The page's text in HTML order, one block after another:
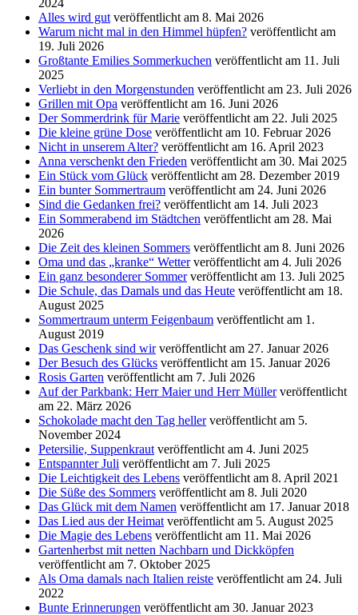
2024
Alles wird gut veröffentlicht am 8. Mai 2026
Warum nicht mal in den Himmel hüpfen? veröffentlicht am
19. Juli 2026
Großtante Emilies Sommerkuchen veröffentlicht am 11. Juli
2025
Verliebt in den Morgenstunden veröffentlicht am 23. Juli 2026
Grillen mit Opa veröffentlicht am 16. Juni 2026
Der Sommerdrink für Marie veröffentlicht am 22. Juli 2025
Die kleine grüne Dose veröffentlicht am 10. Februar 2026
Nicht in unserem Alter? veröffentlicht am 16. April 2023
Anna verschenkt den Frieden veröffentlicht am 30. Mai 2025
Ein Stück vom Glück veröffentlicht am 28. Dezember 2019
Ein bunter Sommertraum veröffentlicht am 24. Juni 2026
Sind die Gedanken frei? veröffentlicht am 14. Juli 2023
Ein Sommerabend im Städtchen veröffentlicht am 28. Mai
2026
Die Zeit des kleinen Sommers veröffentlicht am 8. Juni 2026
Oma und das „kranke“ Wetter veröffentlicht am 4. Juli 2026
Ein ganz besonderer Sommer veröffentlicht am 13. Juli 2025
Die Schule, das Damals und das Heute veröffentlicht am 18.
August 2025
Sommertraum unterm Feigenbaum veröffentlicht am 1.
August 2019
Das Geschenk sind wir veröffentlicht am 27. Januar 2026
Der Besuch des Glücks veröffentlicht am 15. Januar 2026
Rosis Garten veröffentlicht am 7. Juli 2026
Auf der Parkbank: Herr Maier und Herr Müller veröffentlicht
am 22. März 2026
Schokolade macht den Tag heller veröffentlicht am 5.
November 2024
Petersilie, Suppenkraut veröffentlicht am 4. Juni 2025
Entspannter Juli veröffentlicht am 7. Juli 2025
Die Leichtigkeit des Lebens veröffentlicht am 8. April 2021
Die Süße des Sommers veröffentlicht am 8. Juli 2020
Das Glück mit dem Namen veröffentlicht am 17. Januar 2018
Das Lied aus der Heimat veröffentlicht am 5. August 2025
Die Magie des Lebens veröffentlicht am 11. Mai 2026
Gartenherbst mit netten Nachbarn und Dickköpfen
veröffentlicht am 7. Oktober 2025
Als Oma damals nach Italien reiste veröffentlicht am 24. Juli
2022
Bunte Erinnerungen veröffentlicht am 30. Januar 2023